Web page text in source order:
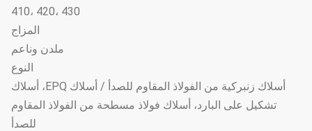
410، 420، 430
المزاج
ملدن وناعم
النوع
أسلاك زنبركية من الفولاذ المقاوم للصدأ / أسلاك EPQ، أسلاك
تشكيل على البارد، أسلاك فولاذ مسطحة من الفولاذ المقاوم
للصدأ